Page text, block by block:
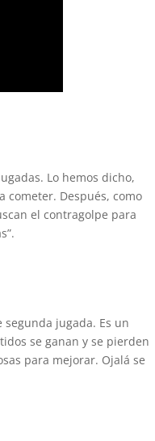
Lo hemos dicho,
cometer. Después, como
el contragolpe para
segunda jugada. Es un
se ganan y se pierden
para mejorar. Ojalá se